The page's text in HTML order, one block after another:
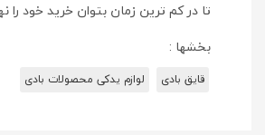
تا در کم ترین زمان بتوان خرید خود را
بخشها :
قایق بادی لوازم یدکی محصولات بادی